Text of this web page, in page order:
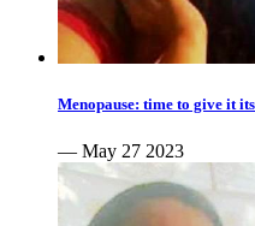
Menopause: time to give it
— May 27 2023